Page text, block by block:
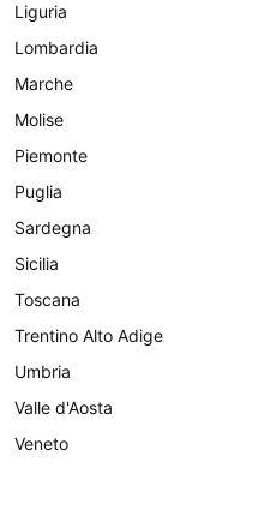
Liguria
Lombardia
Marche
Molise
Piemonte
Puglia
Sardegna
Sicilia
Toscana
Trentino Alto Adige
Umbria
Valle d'Aosta
Veneto